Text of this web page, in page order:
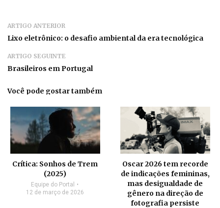
ARTIGO ANTERIOR
Lixo eletrônico: o desafio ambiental da era tecnológica
ARTIGO SEGUINTE
Brasileiros em Portugal
Você pode gostar também
Crítica: Sonhos de Trem
(2025)
Equipe do Portal
12 de março de 2026
Oscar 2026 tem recorde
de indicações femininas,
mas desigualdade de
gênero na direção de
fotografia persiste